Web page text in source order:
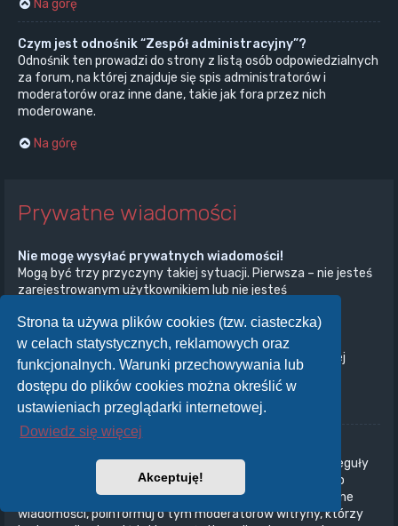
Strona ta używa plików cookies (tzw. ciasteczka)
w celach statystycznych, reklamowych oraz
funkcjonalnych. Warunki przechowywania lub
dostępu do plików cookies można określić w
ustawieniach przeglądarki internetowej.
Dowiedz się więcej
Akceptuję!
Na górę
Czym jest odnośnik “Zespół administracyjny”?
Odnośnik ten prowadzi do strony z listą osób odpowiedzialnych
za forum, na której znajduje się spis administratorów i
moderatorów oraz inne dane, takie jak fora przez nich
moderowane.
Na górę
Prywatne wiadomości
Nie mogę wysyłać prywatnych wiadomości!
Mogą być trzy przyczyny takiej sytuacji. Pierwsza – nie jesteś
zarejestrowanym użytkownikiem lub nie jesteś
wyłączył przesyłanie prywatnych wiadomości na całej
witrynie. Trzecia – administrator witryny uniemożliwił ci
przesyłanie prywatnych wiadomości. Aby uzyskać więcej
informacji, skontaktuj się z administratorem witryny.
Na górę
W panelu użytkownika możesz, określając odpowiednie reguły
ustawić automatyczne usuwanie wiadomości od danego
nadawcy. Jeżeli otrzymujesz od kogoś obraźliwe prywatne
wiadomości, poinformuj o tym moderatorów witryny, którzy